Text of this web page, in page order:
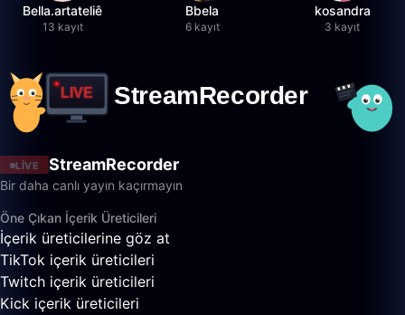
Bella.artateliê
13 kayıt
Bbela
6 kayıt
kosandra
3 kayıt
LIVE StreamRecorder
Bir daha canlı yayın kaçırmayın
Öne Çıkan İçerik Üreticileri
İçerik üreticilerine göz at
TikTok içerik üreticileri
Twitch içerik üreticileri
Kick içerik üreticileri